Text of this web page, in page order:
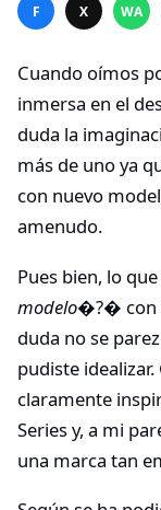
F X WA
Cuando oímos
inmersa en el
duda la
más de uno ya
con nuevo
amenudo.
Pues bien, lo
modelo�?� con
duda no se
pudiste
claramente
Series y, a mi
una marca tan